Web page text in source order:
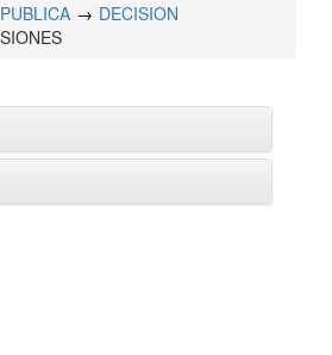
DECISION